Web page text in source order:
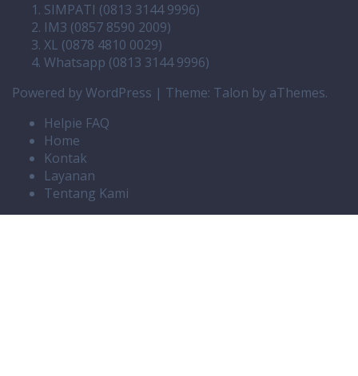
SIMPATI (0813 3144 9996)
IM3 (0857 8590 2009)
XL (0878 4810 0029)
Whatsapp (0813 3144 9996)
Powered by WordPress | Theme: Talon by aThemes.
Helpie FAQ
Home
Kontak
Layanan
Tentang Kami